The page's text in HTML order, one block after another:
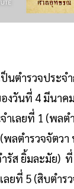
นตำรวจประจ
งวันที่ 4 มีนา
ลยที่ 1 (พลต
ลตำรวจจัตว
รัส ยิ้มละมัย)
ลยที่ 5 (สิบตำ